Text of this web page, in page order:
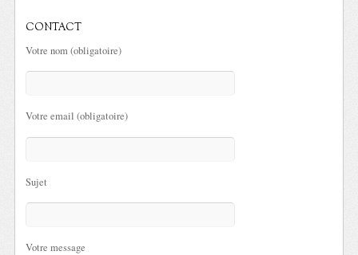
CONTACT
Votre nom (obligatoire)
Votre email (obligatoire)
Sujet
Votre message